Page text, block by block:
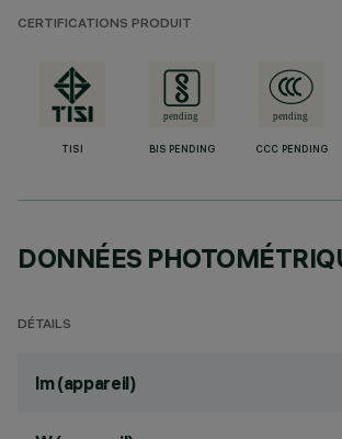
CERTIFICATIONS PRODUIT
TISI BIS PENDING CCC PENDING
DONNÉES
DÉTAILS
lm (appareil)